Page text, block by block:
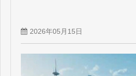
2026年05月15日